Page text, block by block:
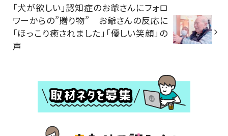
「犬が欲しい」認知症のお爺さんにフォロ
ワーからの”贈り物” お爺さんの反応に
「ほっこり癒されました」「優しい笑顔」の
声